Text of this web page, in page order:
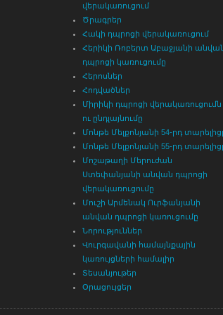
վերակառուցում
Ծրագրեր
Հակի դպրոցի վերակառուցում
Հերիկի Ռոբերտ Աբաջյանի
դպրոցի կառուցումը
Հերոսներ
Հոդվածներ
Միրիկի դպրոցի վերակառուցումն
ու ընդլայնումը
Մոնթե Մելքոնյանի 54-րդ
Մոնթե Մելքոնյանի 55-րդ
Մոշաթաղի Մերուժան
Ստեփանյանի անվան դպրոցի
վերակառուցումը
Մուշի Արմենակ Ուրֆանյանի
անվան դպրոցի կառուցումը
Նորություններ
Վուրգավանի համայնքային
կառույցների համալիր
Տեսանյութեր
Օրացույցեր